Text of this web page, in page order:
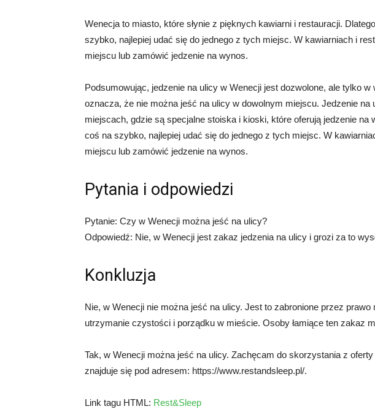
Wenecja to miasto, które słynie z pięknych kawiarni i restauracji.
szybko, najlepiej udać się do jednego z tych miejsc. W kawiarniach i
miejscu lub zamówić jedzenie na wynos.
Podsumowując, jedzenie na ulicy w Wenecji jest dozwolone, ale tylko
oznacza, że nie można jeść na ulicy w dowolnym miejscu. Jedzenie na
miejscach, gdzie są specjalne stoiska i kioski, które oferują jedzenie na
coś na szybko, najlepiej udać się do jednego z tych miejsc. W
miejscu lub zamówić jedzenie na wynos.
Pytania i odpowiedzi
Pytanie: Czy w Wenecji można jeść na ulicy?
Odpowiedź: Nie, w Wenecji jest zakaz jedzenia na ulicy i grozi za to
Konkluzja
Nie, w Wenecji nie można jeść na ulicy. Jest to zabronione przez
utrzymanie czystości i porządku w mieście. Osoby łamiące ten zakaz
Tak, w Wenecji można jeść na ulicy. Zachęcam do skorzystania z
znajduje się pod adresem: https://www.restandsleep.pl/.
Link tagu HTML: Rest&Sleep